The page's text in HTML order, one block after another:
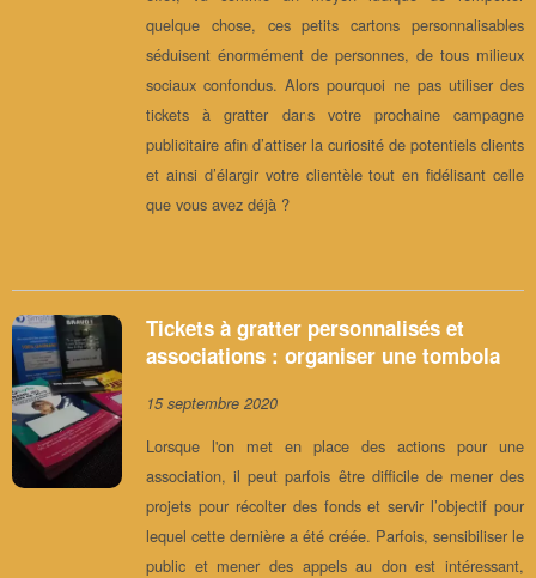
quelque chose, ces petits cartons personnalisables
séduisent énormément de personnes, de tous milieux
sociaux confondus. Alors pourquoi ne pas utiliser des
tickets à gratter dans votre prochaine campagne
publicitaire afin d’attiser la curiosité de potentiels clients
et ainsi d’élargir votre clientèle tout en fidélisant celle
que vous avez déjà ?
Tickets à gratter personnalisés et
associations : organiser une tombola
15 septembre 2020
Lorsque l'on met en place des actions pour une
association, il peut parfois être difficile de mener des
projets pour récolter des fonds et servir l’objectif pour
lequel cette dernière a été créée. Parfois, sensibiliser le
public et mener des appels au don est intéressant,